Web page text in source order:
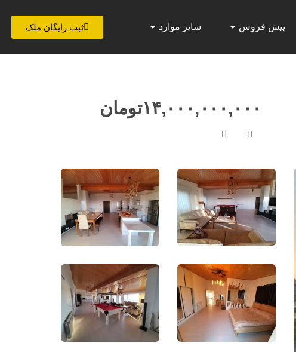
پیش فروش سایر موارد ثبت رایگان ملک
۱۴,۰۰۰,۰۰۰,۰۰۰تومان